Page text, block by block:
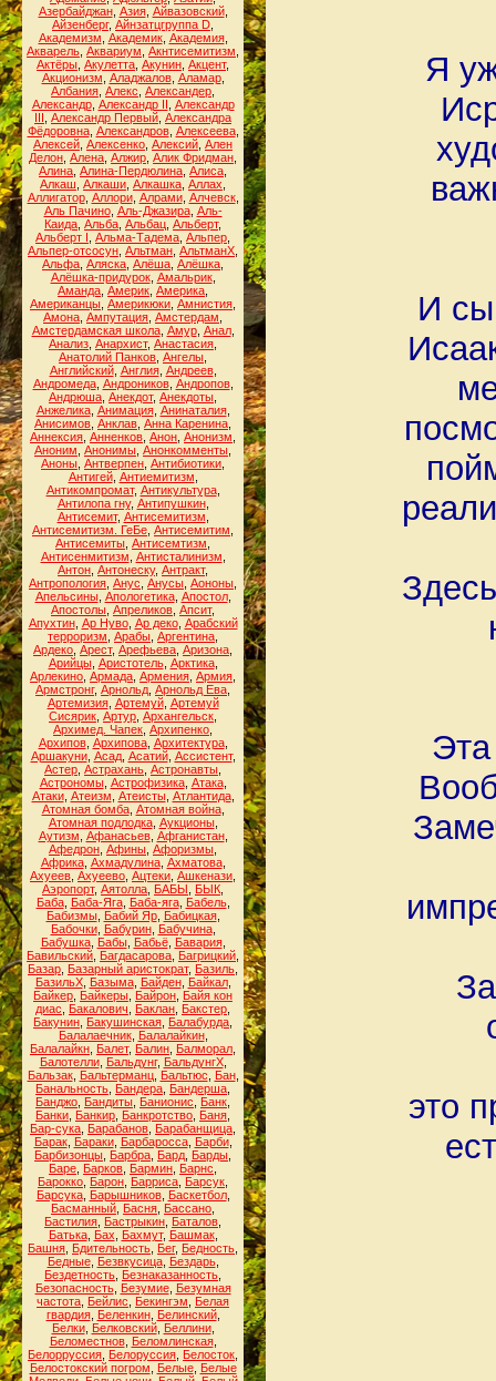
Азербайджан, Азия, Айвазовский,
Айзенберг, Айнзатцгруппа D
Академизм Академик, Академия,
Акварель Аквариум Акнтисемитизм
Актёры Акулетта Акунин Акцент,
Акционизм Аладжалов, Аламар,
Албания Алекс Александер
Александр, Александр II Александр
III Александр Первый Александра
Фёдоровна, Александров, Алексеева,
Алексей Алексенко Алексий Ален
Делон Алена Алжир Алик Фридман
Алина Алина-Пердюлина Алиса
Алкаш Алкаши Алкашка Аллах
Аллигатор, Аллори, Алрами, Алчевск,
Аль Пачино, Аль-Джазира, Аль-
Каида Альба Альбац Альберт,
Альберт I Альма-Тадема Альпер
Альпер-отсосун Альтман АльтманХ
Альфа Аляска Алёша Алёшка
Алёшка-придурок, Амальрик,
Аманда Америк Америка
Американцы Америкюки Амнистия
Амона Ампутация Амстердам
Амстердамская школа, Амур, Анал,
Анализ Анархист, Анастасия
Анатолий Панков Ангелы
Английский, Англия, Андреев,
Андромеда, Андроников, Андропов,
Андрюша Анекдот, Анекдоты
Анжелика, Анимация, Анинаталия,
Анисимов Анклав Анна Каренина
Аннексия Анненков Анон Анонизм
Аноним Анонимы Анонкомменты
Аноны Антверпен Антибиотики
Антигей, Антиемитизм
Антикомпромат, Антикультура,
Антилопа гну, Антипушкин,
Антисемит, Антисемитизм
Антисемитизм. ГеБе Антисемитим
Антисемиты Антисемтизм
Антисенмитизм Антисталинизм
Антон Антонеску, Антракт,
Антропология Анус Анусы Аононы
Апельсины, Апологетика, Апостол,
Апостолы Апреликов Апсит,
Апухтин, Ар Нуво, Ар деко, Арабский
терроризм Арабы Аргентина
Ардеко Арест, Арефьева Аризона
Арийцы, Аристотель, Арктика,
Арлекино Армада Армения Армия
Армстронг, Арнольд Арнольд Ева
Артемизия, Артемуй, Артемуй
Сисярик Артур Архангельск
Архимед. Чапек Архипенко
Архипов, Архипова, Архитектура,
Аршакуни, Асад, Асатий, Ассистент,
Астер Астрахань Астронавты
Астрономы, Астрофизика, Атака,
Атаки, Атеизм Атеисты, Атлантида,
Атомная бомба, Атомная война,
Атомная подлодка, Аукционы,
Аутизм Афанасьев, Афганистан,
Афедрон Афины Афоризмы
Африка, Ахмадулина, Ахматова,
Ахуеев Ахуеево Ацтеки Ашкенази
Аэропорт, Аятолла БАБЫ БЫК
Баба, Баба-Яга, Баба-яга, Бабель,
Бабизмы, Бабий Яр, Бабицкая,
Бабочки, Бабурин, Бабучина,
Бабушка, Бабы, Бабьё, Бавария,
Бавильский Багдасарова Багрицкий
Базар Базарный аристократ, Базиль
БазильХ, Базыма, Байден, Байкал,
Байкер Байкеры Байрон Байя кон
диас
Бакалович Баклан Бакстер
Бакунин Бакушинская Балабурда
Балалаечник, Балалайкин,
Балалайкн Балет, Балин Балморал
Балотелли, Бальдунг, БальдунгХ,
Бальзак, Бальтерманц, Бальтюс Бан,
Банальность Бандера Бандерша
Банджо Бандиты Банионис Банк
Банки Банкир Банкротство Баня
Бар-сука Барабанов Барабанщица
Барак, Бараки, Барбаросса, Барби,
Барбизонцы Барбра Бард Барды
Баре Барков Бармин Барнс
Барокко Барон Барриса Барсук
Барсука, Барышников, Баскетбол,
Басманный Басня Бассано
Бастилия Бастрыкин Баталов
Батька, Бах Бахмут, Башмак,
Башня Бдительность Бег, Бедность
Бедные, Безвкусица, Бездарь,
Бездетность Безнаказанность
Безопасность, Безумие, Безумная
частота Бейлис Бекингэм
Белая
гвардия, Беленкин, Белинский,
Белки, Белковский, Беллини,
Беломестнов, Беломлинская,
Белорруссия Белоруссия Белосток
Белостокский погром
Белые, Белые
Я
И
это